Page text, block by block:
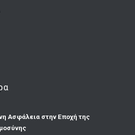
Ασφάλεια στην Εποχή της